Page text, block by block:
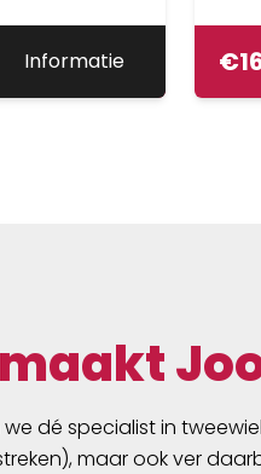
Informatie €
we dé specialist in
maar ook ver